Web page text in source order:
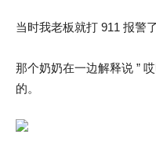
当时我老板就打 911 报警了
那个奶奶在一边解释说 ”
的。